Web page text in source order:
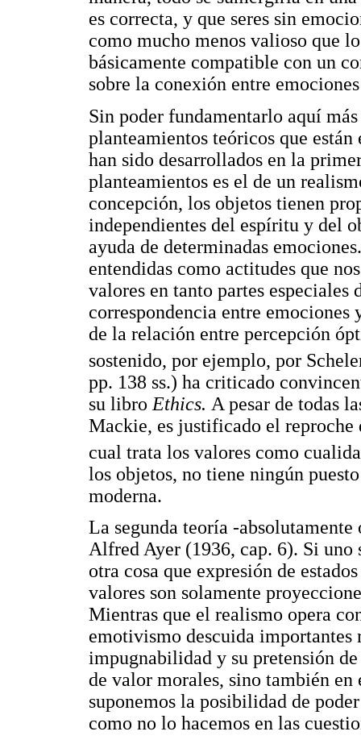
es correcta, y que seres sin
como mucho menos valioso que
básicamente compatible con un
sobre la conexión entre
Sin poder fundamentarlo aquí
planteamientos teóricos que
han sido desarrollados en la
planteamientos es el de un
concepción, los objetos tienen
independientes del espíritu y del
ayuda de determinadas
entendidas como actitudes que
valores en tanto partes
correspondencia entre
de la relación entre percepción
sostenido, por ejemplo, por
pp. 138 ss.) ha criticado
su libro Ethics. A pesar de todas
Mackie, es justificado el
cual trata los valores como
los objetos, no tiene ningún
moderna.
La segunda teoría -
Alfred Ayer (1936, cap. 6). Si uno
otra cosa que expresión de
valores son solamente
Mientras que el realismo opera
emotivismo descuida importantes
impugnabilidad y su pretensión
de valor morales, sino también
suponemos la posibilidad de
como no lo hacemos en las